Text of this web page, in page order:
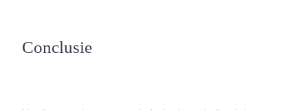
Conclusie